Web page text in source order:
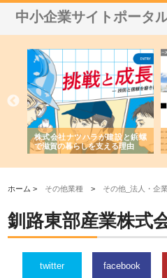
中小企業サイトポータ
株式会社ナツハラが建設と鋲螺
で滋賀の暮らしを支える理由
ホーム > その他業種 > その他_法人・企
釧路東部産業株式
twitter facebook